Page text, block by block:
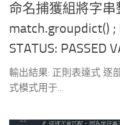
命名捕獲組將字串
match.groupdict()
STATUS: PASSED
輸出結果: 正則表達式 逐
式模式用于...